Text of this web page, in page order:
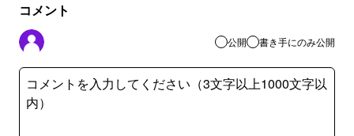
コメント
公開 書き手にのみ公開